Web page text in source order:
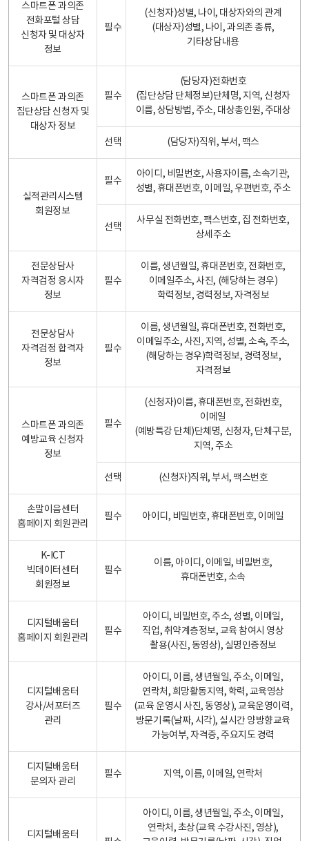
스마트폰 과의존
전화포털 상담
신청자 및 대상자
정보
필수
(신청자)성별, 나이, 대상자와의 관계
(대상자)성별, 나이, 과의존 종류,
기타상담내용
스마트폰 과의존
집단상담 신청자 및
대상자 정보
필수
(담당자)전화번호
(집단상담 단체정보)단체명, 지역, 신청자
이름, 상담방법, 주소, 대상총인원, 주대상
선택 (담당자)직위, 부서, 팩스
실적관리시스템
회원정보
필수
아이디, 비밀번호, 사용자이름, 소속기관,
성별, 휴대폰번호, 이메일, 우편번호, 주소
선택
사무실 전화번호, 팩스번호, 집 전화번호,
상세주소
전문상담사
자격검정 응시자
정보
필수
이름, 생년월일, 휴대폰번호, 전화번호,
이메일주소, 사진, (해당하는 경우)
학력정보, 경력정보, 자격정보
전문상담사
자격검정 합격자
정보
필수
이름, 생년월일, 휴대폰번호, 전화번호,
이메일주소, 사진, 지역, 성별, 소속, 주소,
(해당하는 경우)학력정보, 경력정보,
자격정보
스마트폰 과의존
예방교육 신청자
정보
필수
(신청자)이름, 휴대폰번호, 전화번호,
이메일
(예방특강 단체)단체명, 신청자, 단체구분,
지역, 주소
선택 (신청자)직위, 부서, 팩스번호
손말이음센터
홈페이지 회원관리
필수 아이디, 비밀번호, 휴대폰번호, 이메일
K-ICT
빅데이터센터
회원정보
필수
이름, 아이디, 이메일, 비밀번호,
휴대폰번호, 소속
디지털배움터
홈페이지 회원관리
필수
아이디, 비밀번호, 주소, 성별, 이메일,
직업, 취약계층정보, 교육 참여시 영상
촬용(사진, 동영상), 실명인증정보
디지털배움터
강사/서포터즈
관리
필수
아이디, 이름, 생년월일, 주소, 이메일,
연락처, 희망활동지역, 학력, 교육영상
(교육 운영시 사진, 동영상), 교육운영이력,
방문기록(날짜, 시각), 실시간 양방향교육
가능여부, 자격증, 주요지도 경력
디지털배움터
문의자 관리
필수 지역, 이름, 이메일, 연락처
디지털배움터
아이디, 이름, 생년월일, 주소, 이메일,
연락처, 초상(교육 수강사진, 영상),